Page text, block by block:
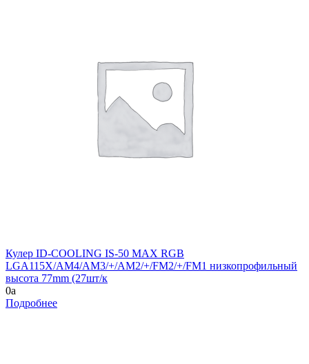
Кулер ID-COOLING IS-50 MAX RGB
LGA115X/AM4/AM3/+/AM2/+/FM2/+/FM1 низкопрофильный
высота 77mm (27шт/к
0a
Подробнее